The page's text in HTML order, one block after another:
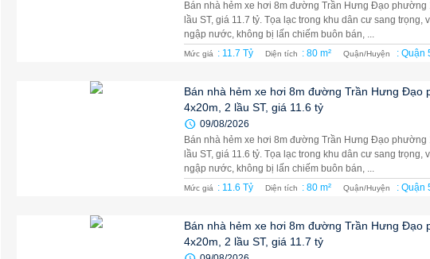
Bán nhà hẻm xe hơi 8m đường Trần Hưng Đạo phường
lầu ST, giá 11.7 tỷ. Tọa lạc trong khu dân cư sang trọng,
ngập nước, không bị lấn chiếm buôn bán, ...
Mức giá : 11.7 Tỷ Diện tích : 80 m² Quận/Huyện : Quận
Bán nhà hẻm xe hơi 8m đường Trần Hưng Đạo
4x20m, 2 lầu ST, giá 11.6 tỷ
09/08/2026
Bán nhà hẻm xe hơi 8m đường Trần Hưng Đạo phường
lầu ST, giá 11.6 tỷ. Tọa lạc trong khu dân cư sang trọng,
ngập nước, không bị lấn chiếm buôn bán, ...
Mức giá : 11.6 Tỷ Diện tích : 80 m² Quận/Huyện : Quận
Bán nhà hẻm xe hơi 8m đường Trần Hưng Đạo
4x20m, 2 lầu ST, giá 11.7 tỷ